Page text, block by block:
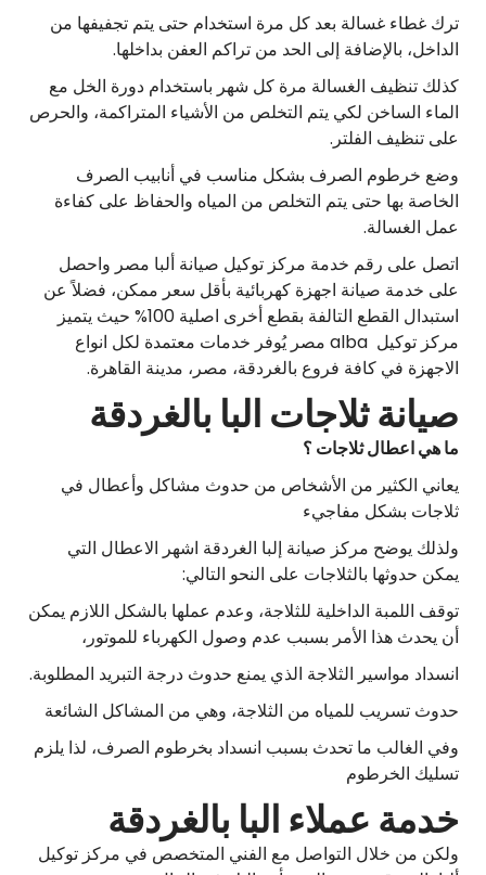
ترك غطاء غسالة بعد كل مرة استخدام حتى يتم تجفيفها من
الداخل، بالإضافة إلى الحد من تراكم العفن بداخلها.
كذلك تنظيف الغسالة مرة كل شهر باستخدام دورة الخل مع
الماء الساخن لكي يتم التخلص من الأشياء المتراكمة، والحرص
على تنظيف الفلتر.
وضع خرطوم الصرف بشكل مناسب في أنابيب الصرف
الخاصة بها حتى يتم التخلص من المياه والحفاظ على كفاءة
عمل الغسالة.
اتصل على رقم خدمة مركز توكيل صيانة ألبا مصر واحصل
على خدمة صيانة اجهزة كهربائية بأقل سعر ممكن، فضلاً عن
استبدال القطع التالفة بقطع أخرى اصلية 100% حيث يتميز
مركز توكيل alba مصر يُوفر خدمات معتمدة لكل انواع
الاجهزة في كافة فروع بالغردقة، مصر، مدينة القاهرة.
صيانة ثلاجات البا بالغردقة
ما هي اعطال ثلاجات ؟
يعاني الكثير من الأشخاص من حدوث مشاكل وأعطال في
ثلاجات بشكل مفاجيء
ولذلك يوضح مركز صيانة إلبا الغردقة اشهر الاعطال التي
يمكن حدوثها بالثلاجات على النحو التالي:
توقف اللمبة الداخلية للثلاجة، وعدم عملها بالشكل اللازم يمكن
أن يحدث هذا الأمر بسبب عدم وصول الكهرباء للموتور،
انسداد مواسير الثلاجة الذي يمنع حدوث درجة التبريد المطلوبة.
حدوث تسريب للمياه من الثلاجة، وهي من المشاكل الشائعة
وفي الغالب ما تحدث بسبب انسداد بخرطوم الصرف، لذا يلزم
تسليك الخرطوم
خدمة عملاء البا بالغردقة
ولكن من خلال التواصل مع الفني المتخصص في مركز توكيل